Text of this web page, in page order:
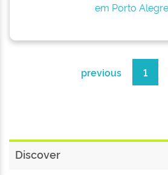
em Porto
previous 1
Discover